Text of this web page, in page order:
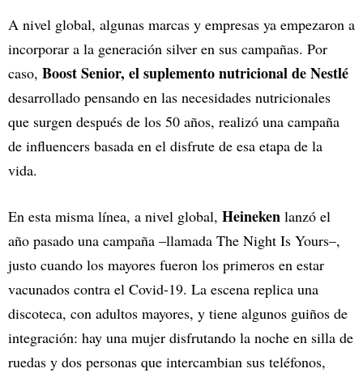
A nivel global, algunas marcas y empresas ya empezaron a
incorporar a la generación silver en sus campañas. Por
caso, Boost Senior, el suplemento nutricional de Nestlé
desarrollado pensando en las necesidades nutricionales
que surgen después de los 50 años, realizó una campaña
de influencers basada en el disfrute de esa etapa de la
vida.
En esta misma línea, a nivel global, Heineken lanzó el
año pasado una campaña –llamada The Night Is Yours–,
justo cuando los mayores fueron los primeros en estar
vacunados contra el Covid-19. La escena replica una
discoteca, con adultos mayores, y tiene algunos guiños de
integración: hay una mujer disfrutando la noche en silla de
ruedas y dos personas que intercambian sus teléfonos,